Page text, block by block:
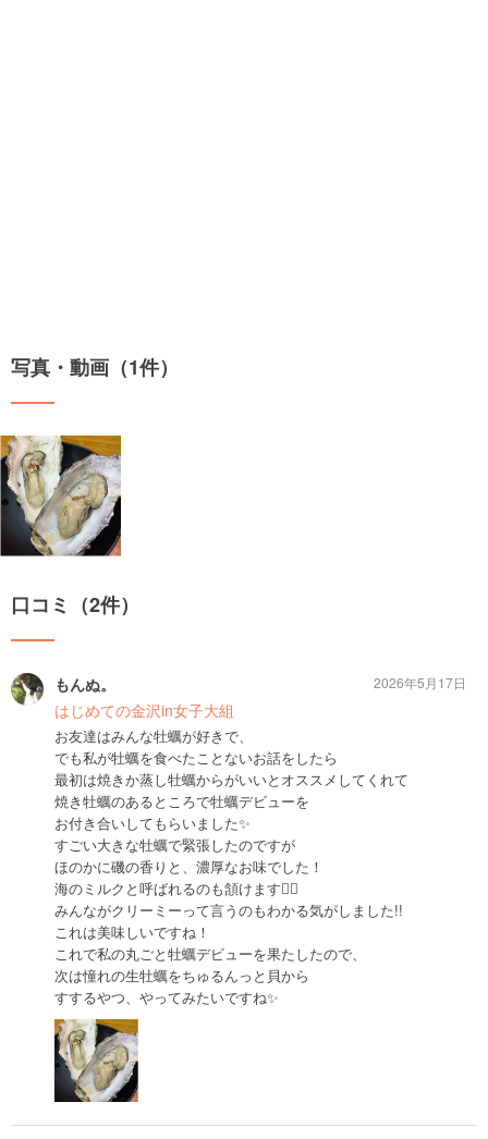
写真・動画（1件）
口コミ（2件）
もんぬ。
はじめての金沢in女子大組
お友達はみんな牡蠣が好きで、
でも私が牡蠣を食べたことないお話をしたら
最初は焼きか蒸し牡蠣からがいいとオススメしてくれて
焼き牡蠣のあるところで牡蠣デビューを
お付き合いしてもらいました✨️
すごい大きな牡蠣で緊張したのですが
ほのかに磯の香りと、濃厚なお味でした！
海のミルクと呼ばれるのも頷けます🙂‍↕️
みんながクリーミーって言うのもわかる気がしました!!
これは美味しいですね！
これで私の丸ごと牡蠣デビューを果たしたので、
次は憧れの生牡蠣をちゅるんっと貝から
すするやつ、やってみたいですね✨️
2026年5月17日